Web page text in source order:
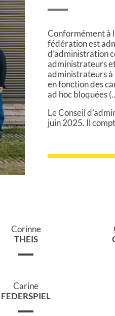
Conformément à
fédération est
d’administration
administrateurs
administrateurs à
en fonction des
ad hoc bloquées
Le Conseil
juin 2025. Il
Corinne
THEIS
Carine
FEDERSPIEL